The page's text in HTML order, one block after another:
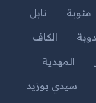
منوبة
نابل
الكاف
المهدية
سيدي بوزيد